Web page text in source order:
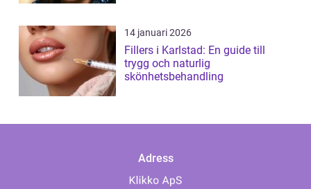
14 januari 2026
Fillers i Karlstad: En guide till
trygg och naturlig
skönhetsbehandling
Adress